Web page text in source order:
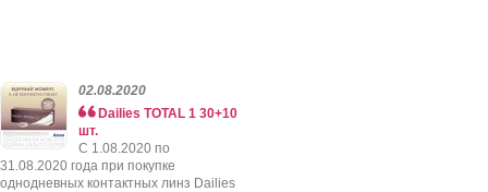
02.08.2020
Dailies TOTAL 1 30+10
шт.
C 1.08.2020 по
31.08.2020 года при покупке
однодневных контактных линз Dailies